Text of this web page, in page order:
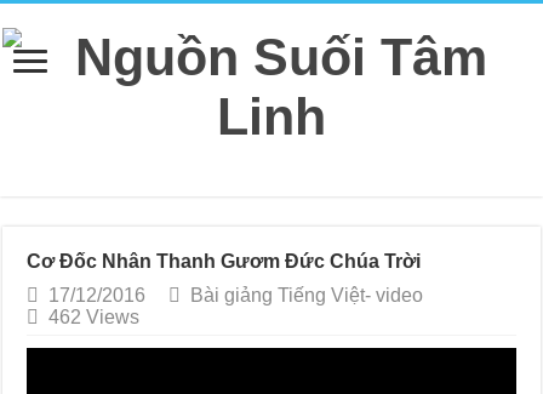
Cơ Đốc Nhân Thanh Gươm Đức Chúa Trời
17/12/2016
Bài giảng Tiếng Việt- video
462 Views